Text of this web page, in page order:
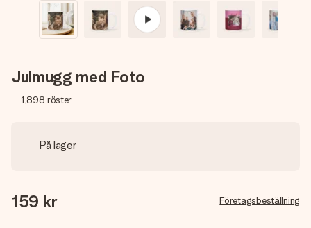
Julmugg med Foto
1,898 röster
På lager
159 kr Företagsbeställning